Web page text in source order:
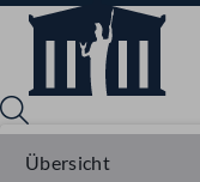
Übersicht